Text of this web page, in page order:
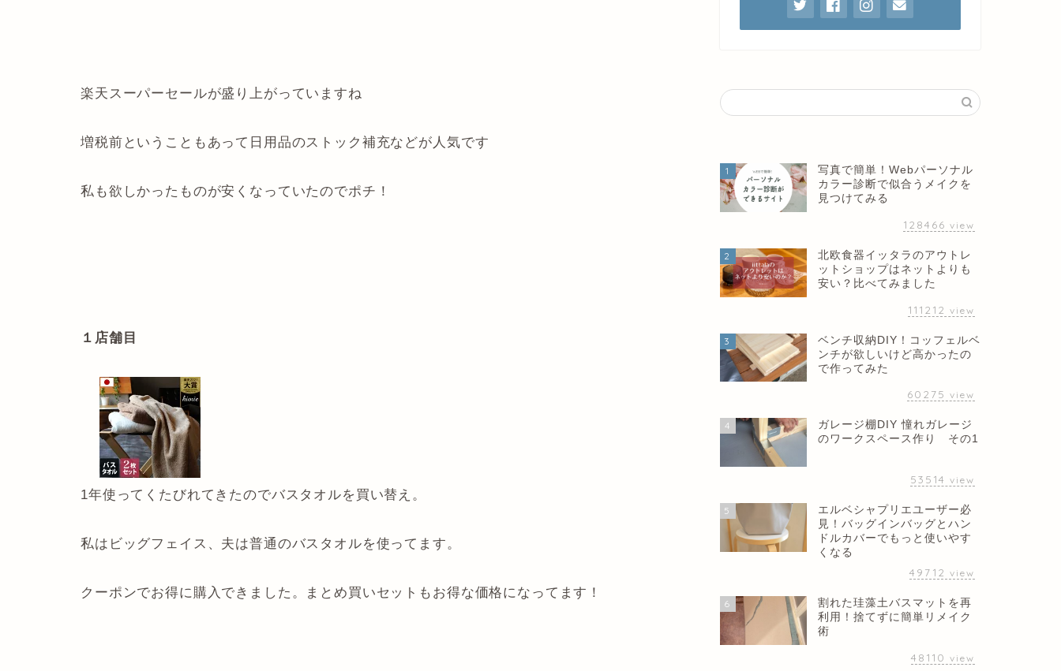
楽天スーパーセールが盛り上がっていますね
増税前ということもあって日用品のストック補充などが人気です
私も欲しかったものが安くなっていたのでポチ！
１店舗目
1年使ってくたびれてきたのでバスタオルを買い替え。
私はビッグフェイス、夫は普通のバスタオルを使ってます。
クーポンでお得に購入できました。まとめ買いセットもお得な価格になってます！
1
写真で簡単！Webパーソナル
カラー診断で似合うメイクを
見つけてみる
128466 view
2
北欧食器イッタラのアウトレ
ットショップはネットよりも
安い？比べてみました
111212 view
3
ベンチ収納DIY！コッフェルベ
ンチが欲しいけど高かったの
で作ってみた
60275 view
4
ガレージ棚DIY 憧れガレージ
のワークスペース作り その1
53514 view
5
エルベシャプリエユーザー必
見！バッグインバッグとハン
ドルカバーでもっと使いやす
くなる
49712 view
6
割れた珪藻土バスマットを再
利用！捨てずに簡単リメイク
術
48110 view